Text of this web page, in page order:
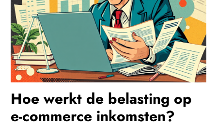
Hoe werkt de belasting op
e-commerce inkomsten?